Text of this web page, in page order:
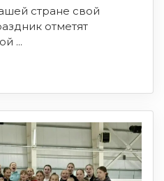
стране свой
отметят
...